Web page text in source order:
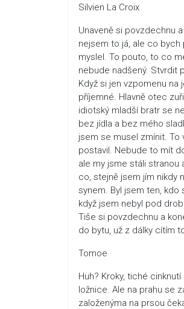
Silvien La Croix
Unaveně si povzdechnu
nejsem to já, ale co bych
myslel. To pouto, to co
nebude nadšený. Stvrdit
Když si jen vzpomenu
příjemné. Hlavně otec
idiotský mladší bratr se
bez jídla a bez mého
jsem se musel zmínit. To
postavil. Nebude to mít
ale my jsme stáli stranou
co, stejně jsem jím nikdy
synem. Byl jsem ten,
když jsem nebyl pod
Tiše si povzdechnu a
do bytu, už z dálky cítím
Tomoe
Huh? Kroky, tiché
ložnice. Ale na prahu se
založenýma na prsou